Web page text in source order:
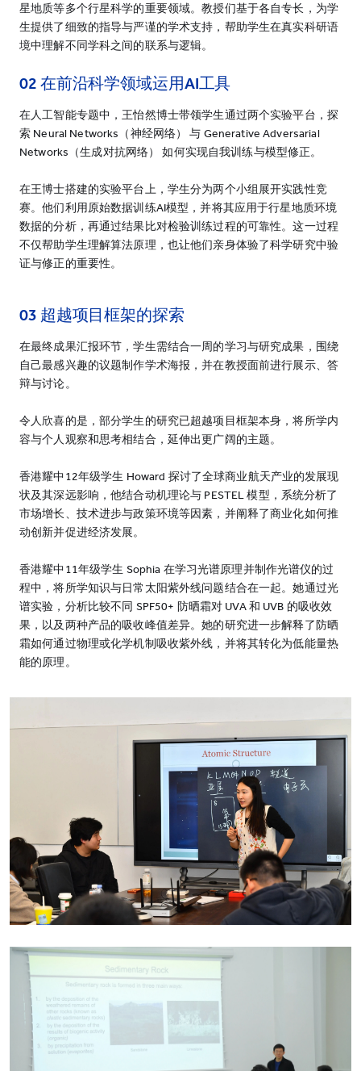
星地质等多个行星科学的重要领域。教授们基于各自专长，为学
生提供了细致的指导与严谨的学术支持，帮助学生在真实科研语
境中理解不同学科之间的联系与逻辑。
02 在前沿科学领域运用AI工具
在人工智能专题中，王怡然博士带领学生通过两个实验平台，探
索 Neural Networks（神经网络） 与 Generative Adversarial
Networks（生成对抗网络） 如何实现自我训练与模型修正。
在王博士搭建的实验平台上，学生分为两个小组展开实践性竞
赛。他们利用原始数据训练AI模型，并将其应用于行星地质环境
数据的分析，再通过结果比对检验训练过程的可靠性。这一过程
不仅帮助学生理解算法原理，也让他们亲身体验了科学研究中验
证与修正的重要性。
03 超越项目框架的探索
在最终成果汇报环节，学生需结合一周的学习与研究成果，围绕
自己最感兴趣的议题制作学术海报，并在教授面前进行展示、答
辩与讨论。
令人欣喜的是，部分学生的研究已超越项目框架本身，将所学内
容与个人观察和思考相结合，延伸出更广阔的主题。
香港耀中12年级学生 Howard 探讨了全球商业航天产业的发展现
状及其深远影响，他结合动机理论与 PESTEL 模型，系统分析了
市场增长、技术进步与政策环境等因素，并阐释了商业化如何推
动创新并促进经济发展。
香港耀中11年级学生 Sophia 在学习光谱原理并制作光谱仪的过
程中，将所学知识与日常太阳紫外线问题结合在一起。她通过光
谱实验，分析比较不同 SPF50+ 防晒霜对 UVA 和 UVB 的吸收效
果，以及两种产品的吸收峰值差异。她的研究进一步解释了防晒
霜如何通过物理或化学机制吸收紫外线，并将其转化为低能量热
能的原理。